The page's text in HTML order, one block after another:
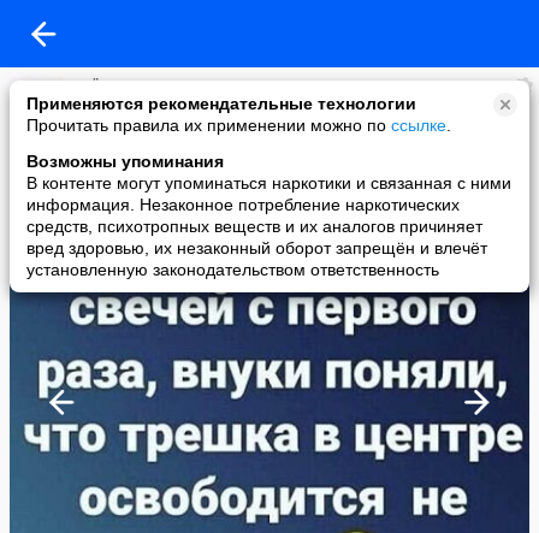
Применяются рекомендательные технологии
Прочитать правила их применении можно по ссылке
Возможны упоминания
В контенте могут упоминаться наркотики и связанная с ними
информация. Незаконное потребление наркотических
средств, психотропных веществ и их аналогов причиняет
вред здоровью, их незаконный оборот запрещён и влечёт
установленную законодательством ответственность
ВСЁ ПУЧКОМ :)
added a photo
02 Nov в 11:14